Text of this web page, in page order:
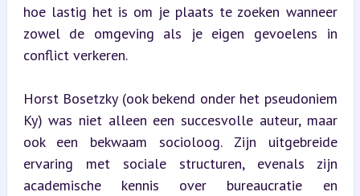
hoe lastig het is om je plaats te zoeken wanneer
zowel de omgeving als je eigen gevoelens in
conflict verkeren.
Horst Bosetzky (ook bekend onder het pseudoniem
Ky) was niet alleen een succesvolle auteur, maar
ook een bekwaam socioloog. Zijn uitgebreide
ervaring met sociale structuren, evenals zijn
academische kennis over bureaucratie en